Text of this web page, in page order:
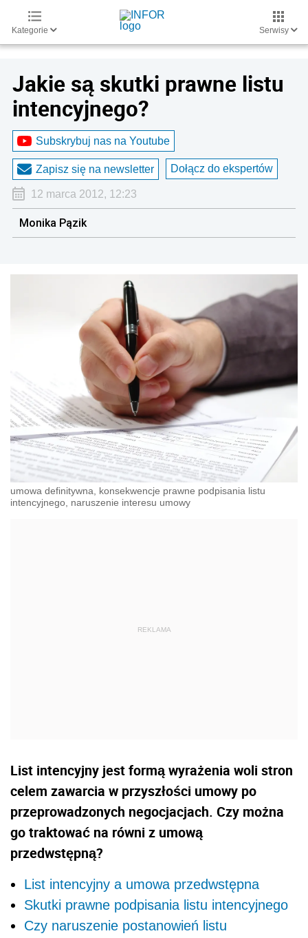
Kategorie Serwisy
Jakie są skutki prawne listu
intencyjnego?
Subskrybuj nas na Youtube
Zapisz się na newsletter Dołącz do ekspertów
12 marca 2012, 12:23
Monika Pązik
umowa definitywna, konsekwencje prawne podpisania listu
intencyjnego, naruszenie interesu umowy
List intencyjny jest formą wyrażenia woli stron
celem zawarcia w przyszłości umowy po
przeprowadzonych negocjacjach. Czy można
go traktować na równi z umową
przedwstępną?
List intencyjny a umowa przedwstępna
Skutki prawne podpisania listu intencyjnego
Czy naruszenie postanowień listu